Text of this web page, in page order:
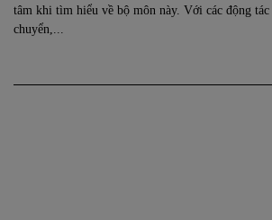
tâm khi tìm hiểu về bộ môn này. Với các động tác
chuyển,...